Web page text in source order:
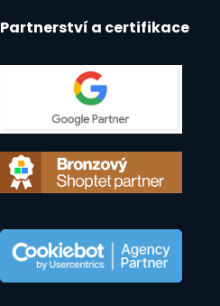
Partnerství a certifikace